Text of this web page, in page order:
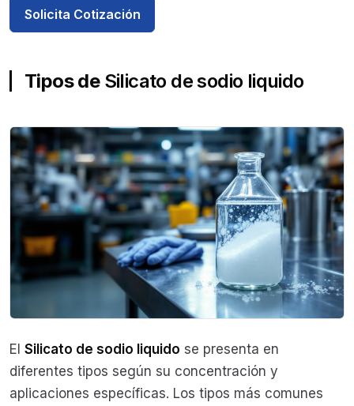
Solicita Cotización
Tipos de Silicato de sodio liquido
El Silicato de sodio liquido se presenta en
diferentes tipos según su concentración y
aplicaciones específicas. Los tipos más comunes